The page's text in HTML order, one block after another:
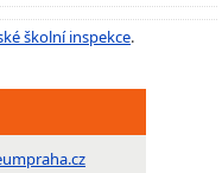
školní inspekce.